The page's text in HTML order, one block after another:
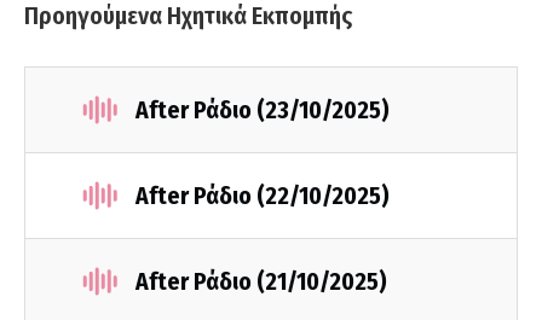
Προηγούμενα Ηχητικά Εκπομπής
After Ράδιο (23/10/2025)
After Ράδιο (22/10/2025)
After Ράδιο (21/10/2025)